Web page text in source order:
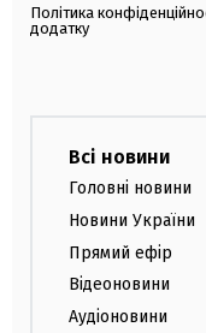
Політика
додатку
Всі новини
Головні новини
Новини України
Прямий ефір
Відеоновини
Аудіоновини